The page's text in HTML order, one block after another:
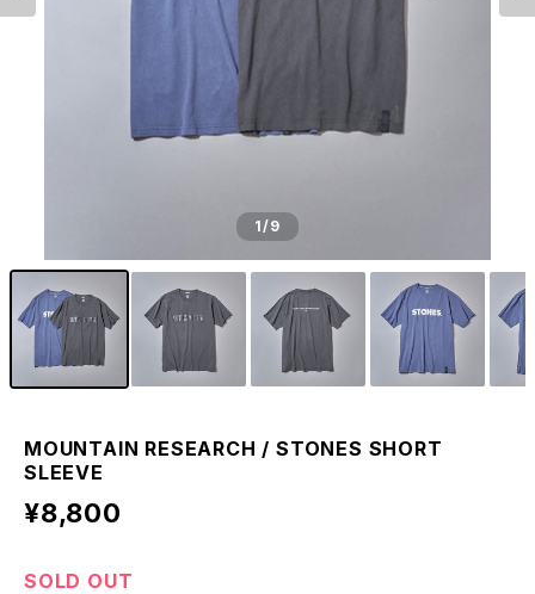
1/9
MOUNTAIN RESEARCH / STONES SHORT
SLEEVE
¥8,800
SOLD OUT